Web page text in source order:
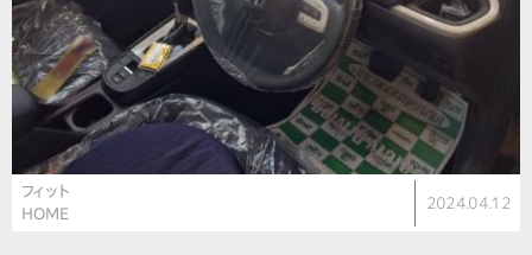
フィット
HOME
2024.04.12